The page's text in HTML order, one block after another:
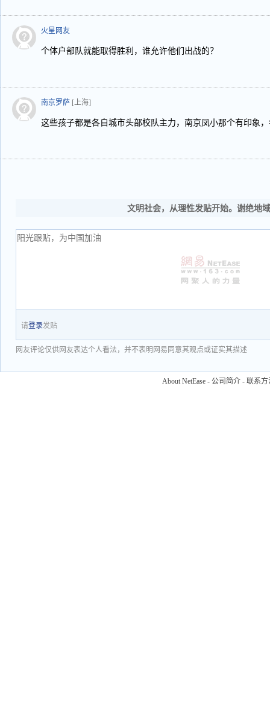
火星网友
个体户部队就能取得胜利，谁允许他们出战的？
南京罗萨 [上海]
这些孩子都是各自城市头部校队主力，南京凤小那个有印象
文明社会，从理性发贴开始。谢绝地
请登录发贴
网友评论仅供网友表达个人看法，并不表明网易同意其观点或证实其描述
About NetEase - 公司简介 - 联系方